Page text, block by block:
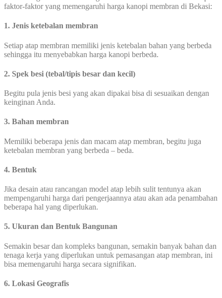
faktor-faktor yang memengaruhi harga kanopi membran di Bekasi:
1. Jenis ketebalan membran
Setiap atap membran memiliki jenis ketebalan bahan yang berbeda
sehingga itu menyebabkan harga kanopi berbeda.
2. Spek besi (tebal/tipis besar dan kecil)
Begitu pula jenis besi yang akan dipakai bisa di sesuaikan dengan
keinginan Anda.
3. Bahan membran
Memiliki beberapa jenis dan macam atap membran, begitu juga
ketebalan membran yang berbeda – beda.
4. Bentuk
Jika desain atau rancangan model atap lebih sulit tentunya akan
mempengaruhi harga dari pengerjaannya atau akan ada penambahan
beberapa hal yang diperlukan.
5. Ukuran dan Bentuk Bangunan
Semakin besar dan kompleks bangunan, semakin banyak bahan dan
tenaga kerja yang diperlukan untuk pemasangan atap membran, ini
bisa memengaruhi harga secara signifikan.
6. Lokasi Geografis